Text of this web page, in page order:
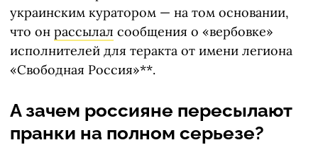
украинским куратором — на том основании,
что он рассылал сообщения о «вербовке»
исполнителей для теракта от имени легиона
«Свободная Россия»**.
А зачем россияне пересылают
пранки на полном серьезе?